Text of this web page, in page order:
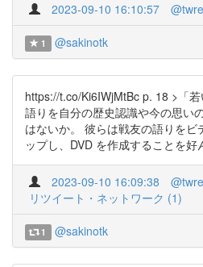
2023-09-10 16:10:57
1 @sakinotk
https://t.co/Ki6IWjMtBc p. 18 >「
語りを自分の歴史認識や今の思い
はないか。 彼らは戦友の語りをビ
ップし、DVD を作成することを好
2023-09-10 16:09:38
リツイート・ネットワーク (1)
1 @sakinotk